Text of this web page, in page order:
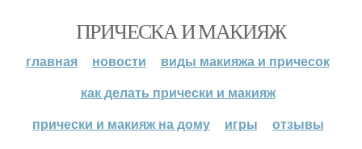
ПРИЧЕСКА И МАКИЯЖ
главная новости
виды макияжа и причесок
как делать прически и макияж
прически и макияж на дому
игры отзывы